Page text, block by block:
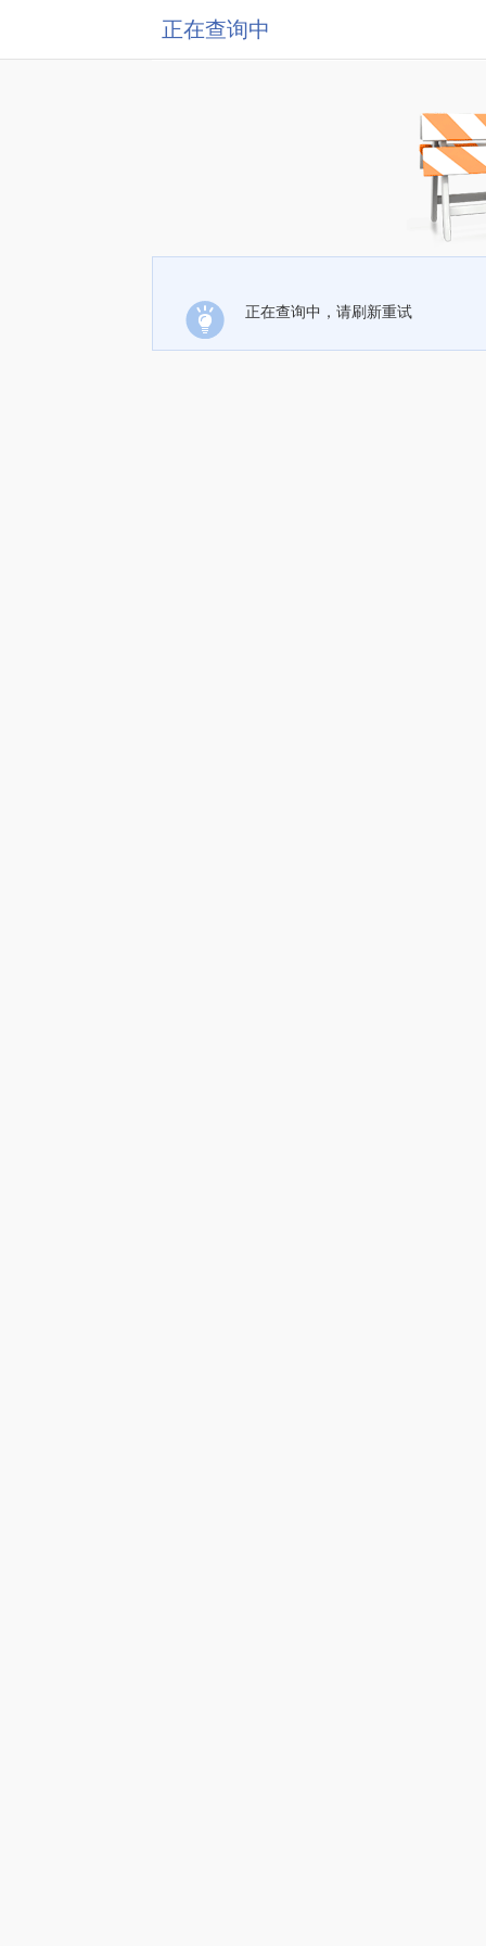
正在查询中
正在查询中，请刷新重试